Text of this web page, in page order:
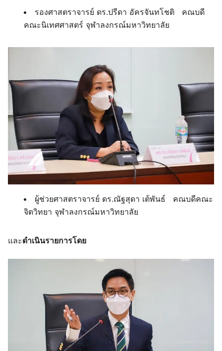
รองศาสตราจารย์ ดร.ปรีดา อัครจันทโชติ คณบดี
คณะนิเทศศาสตร์ จุฬาลงกรณ์มหาวิทยาลัย
ผู้ช่วยศาสตราจารย์ ดร.ณัฐสุดา เต้พันธ์ คณบดีคณะ
จิตวิทยา จุฬาลงกรณ์มหาวิทยาลัย
และดำเนินรายการโดย